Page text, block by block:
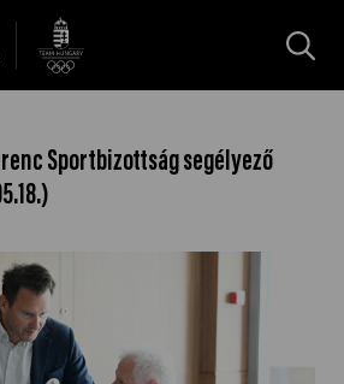
Sportbizottság segélyező